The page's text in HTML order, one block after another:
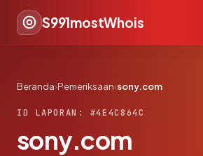
S991mostWhois
Beranda›Pemeriksaan›sony.com
ID LAPORAN: #4E4C864C
sony.com